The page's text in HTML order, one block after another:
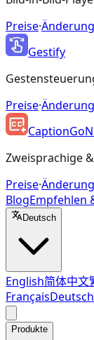
Preise·
Gestify
Preise·
CaptionGo
Zweisprachige
Preise·
BlogEmpfehlen
Deutsch
English简体中文
FrançaisDeutsch
Produkte